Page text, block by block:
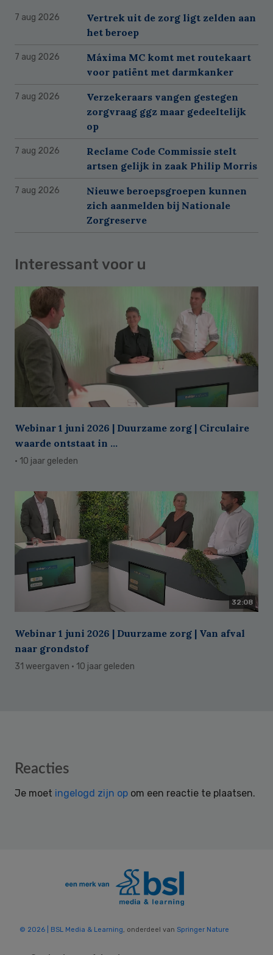
7 aug 2026
Vertrek uit de zorg ligt zelden aan
het beroep
7 aug 2026
Máxima MC komt met routekaart
voor patiënt met darmkanker
7 aug 2026
Verzekeraars vangen gestegen
zorgvraag ggz maar gedeeltelijk
op
7 aug 2026
Reclame Code Commissie stelt
artsen gelijk in zaak Philip Morris
7 aug 2026
Nieuwe beroepsgroepen kunnen
zich aanmelden bij Nationale
Zorgreserve
Interessant voor u
Webinar 1 juni 2026 | Duurzame zorg | Circulaire
waarde ontstaat in ...
· 10 jaar geleden
32:08
Webinar 1 juni 2026 | Duurzame zorg | Van afval
naar grondstof
31 weergaven · 10 jaar geleden
Reader
Reacties
Je moet ingelogd zijn op om een reactie te plaatsen.
© 2026 | BSL Media & Learning, onderdeel van Springer Nature